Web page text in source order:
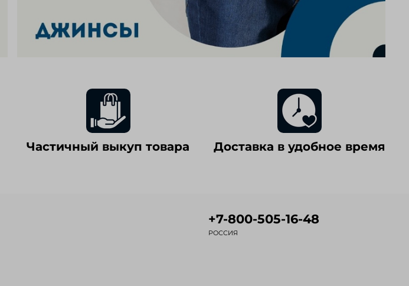
Частичный выкуп товара Доставка в удобное время
+7-800-505-16-48
РОССИЯ